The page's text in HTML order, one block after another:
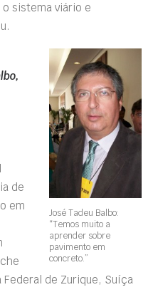
sistema viário e
José Tadeu Balbo:
“Temos muito a
aprender sobre
pavimento em
concreto.”
de
em
Federal de Zurique, Suíça